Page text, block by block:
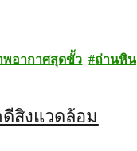
อากาศสุดขั้ว
ถ่านหิน
สิ่งแวดล้อม